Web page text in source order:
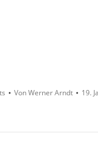
VonWerner Arndt 19.